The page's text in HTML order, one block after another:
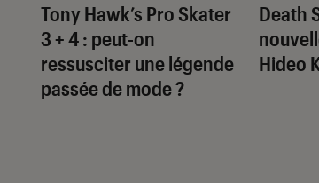
Tony Hawk’s Pro Skater
3 + 4: peut-on
ressusciter une légende
passée de mode ?
Death
Hideo